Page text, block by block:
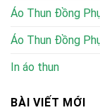
Áo Thun Đồng
Áo Thun Đồng
In áo thun
BÀI VIẾT MỚI